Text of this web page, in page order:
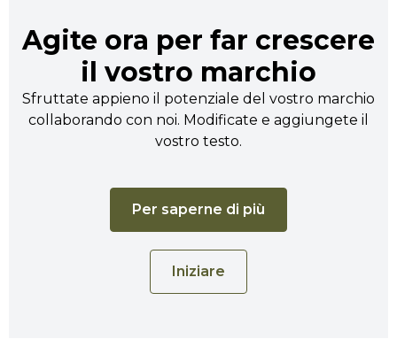
Agite ora per far crescere
il vostro marchio
Sfruttate appieno il potenziale del vostro marchio
collaborando con noi. Modificate e aggiungete il
vostro testo.
Per saperne di più
Iniziare